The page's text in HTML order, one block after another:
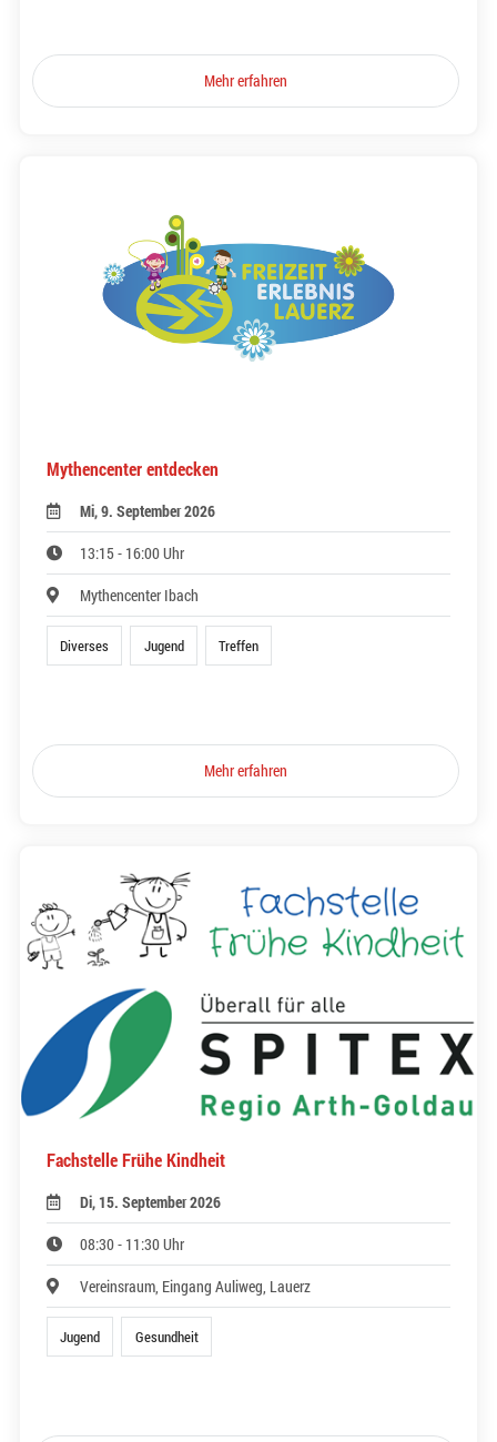
Mehr erfahren
Mythencenter entdecken
Mi, 9. September 2026
13:15 - 16:00 Uhr
Mythencenter Ibach
Diverses Jugend Treffen
Mehr erfahren
Fachstelle Frühe Kindheit
Di, 15. September 2026
08:30 - 11:30 Uhr
Vereinsraum, Eingang Auliweg, Lauerz
Jugend Gesundheit